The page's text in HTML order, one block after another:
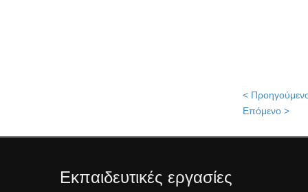
<
Επόμενο >
Εκπαιδευτικές εργασίες